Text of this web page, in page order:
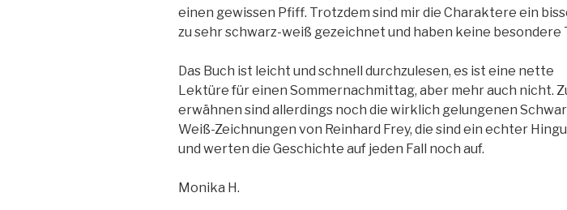
einen gewissen Pfiff. Trotzdem sind mir die Charaktere ein
zu sehr schwarz-weiß gezeichnet und haben keine besondere
Das Buch ist leicht und schnell durchzulesen, es ist eine nette
Lektüre für einen Sommernachmittag, aber mehr auch nicht.
erwähnen sind allerdings noch die wirklich gelungenen
Weiß-Zeichnungen von Reinhard Frey, die sind ein echter
und werten die Geschichte auf jeden Fall noch auf.
Monika H.